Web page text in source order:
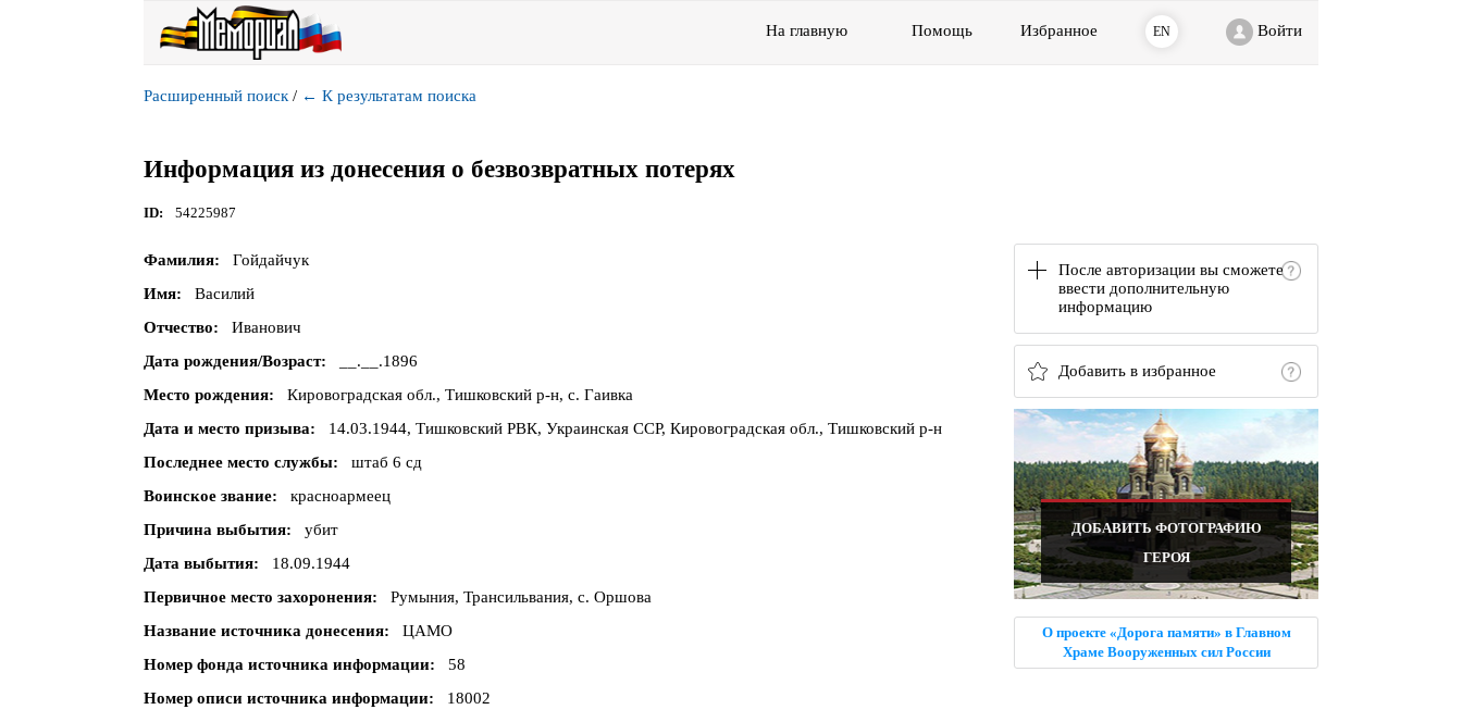
На главную Помощь Избранное EN Войти
Расширенный поиск / ← К результатам поиска
Информация из донесения о безвозвратных потерях
ID 54225987
После авторизации вы сможете
ввести дополнительную
информацию
Добавить в избранное
ДОБАВИТЬ ФОТОГРАФИЮ
ГЕРОЯ
О проекте «Дорога памяти» в Главном
Храме Вооруженных сил России
Фамилия
Гойдайчук
Имя
Василий
Отчество
Иванович
Дата рождения/Возраст
__.__.1896
Место рождения
Кировоградская обл., Тишковский р-н, с. Гаивка
Дата и место призыва
14.03.1944, Тишковский РВК, Украинская ССР, Кировоградская обл., Тишковский р-н
Последнее место службы
штаб 6 сд
Воинское звание
красноармеец
Причина выбытия
убит
Дата выбытия
18.09.1944
Первичное место захоронения
Румыния, Трансильвания, с. Оршова
Название источника донесения
ЦАМО
Номер фонда источника информации
58
Номер описи источника информации
18002